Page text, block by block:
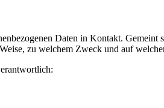
Daten in Kontakt.
zu welchem Zweck und auf